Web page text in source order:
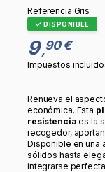
Referencia Gris
DISPONIBLE
9,90 €
Impuestos
Renueva el
económica. Esta
resistencia es la
recogedor,
Disponible en una
sólidos hasta
integrarse